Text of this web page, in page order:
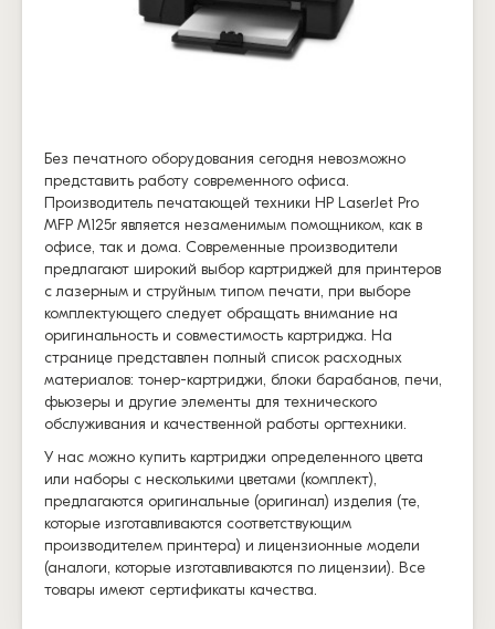
Без печатного оборудования сегодня невозможно
представить работу современного офиса.
Производитель печатающей техники HP LaserJet Pro
MFP M125r является незаменимым помощником, как в
офисе, так и дома. Современные производители
предлагают широкий выбор картриджей для принтеров
с лазерным и струйным типом печати, при выборе
комплектующего следует обращать внимание на
оригинальность и совместимость картриджа. На
странице представлен полный список расходных
материалов: тонер-картриджи, блоки барабанов, печи,
фьюзеры и другие элементы для технического
обслуживания и качественной работы оргтехники.
У нас можно купить картриджи определенного цвета
или наборы с несколькими цветами (комплект),
предлагаются оригинальные (оригинал) изделия (те,
которые изготавливаются соответствующим
производителем принтера) и лицензионные модели
(аналоги, которые изготавливаются по лицензии). Все
товары имеют сертификаты качества.